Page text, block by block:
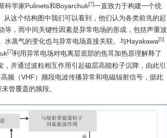
科学家Pulinets和Boyarchuk[7]一直致力于构建一个统
这个结构图中我们可以看到，他们认为各类前兆的起
，而中间关键性因素是异常电场的形成，包括声重波
水蒸气的变化也与异常电场直接关联。与Hayakawa[5]
[7]利用异常电场对电离层底部的焦耳加热原理解释了
并通过波粒相互作用引起磁层高能粒子沉降，由此引
频（VHF）频段电波传播异常和电磁辐射信号，据此
曾覆盖的频段。